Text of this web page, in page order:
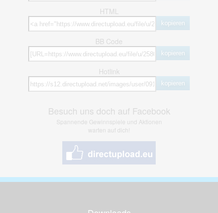
HTML
kopieren
BB Code
kopieren
Hotlink
kopieren
Besuch uns doch auf Facebook
Spannende Gewinnspiele und Aktionen
warten auf dich!